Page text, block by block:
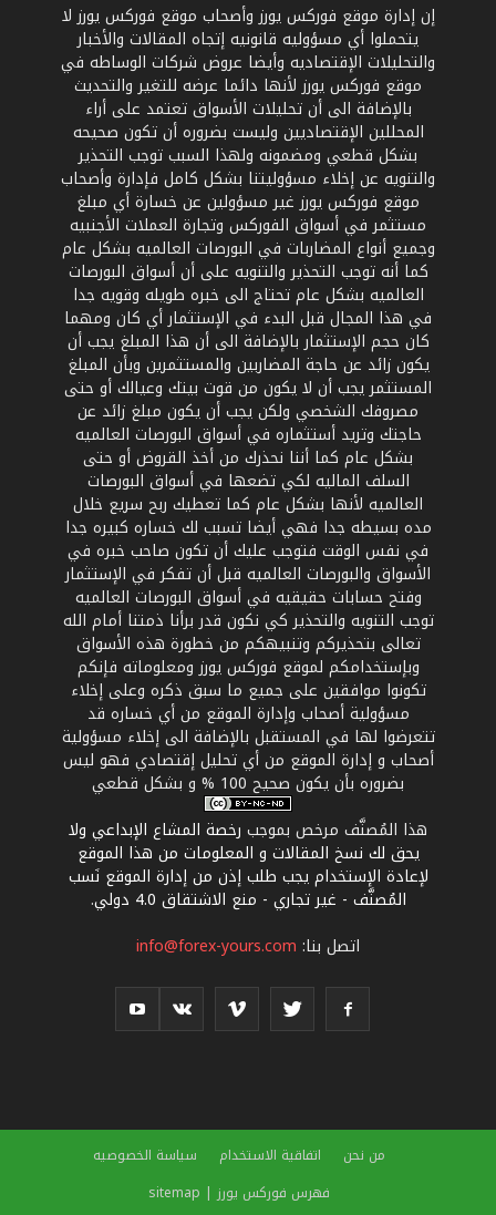
إن إدارة موقع فوركس يورز وأصحاب موقع فوركس يورز لا
يتحملوا أي مسؤوليه قانونيه إتجاه المقالات والأخبار
والتحليلات الإقتصاديه وأيضا عروض شركات الوساطه في
موقع فوركس يورز لأنها دائما عرضه للتغير والتحديث
بالإضافة الى أن تحليلات الأسواق تعتمد على أراء
المحللين الإقتصاديين وليست بضروره أن تكون صحيحه
بشكل قطعي ومضمونه ولهذا السبب توجب التحذير
والتنويه عن إخلاء مسؤوليتنا بشكل كامل فإدارة وأصحاب
موقع فوركس يورز غير مسؤولين عن خسارة أي مبلغ
مستثمر في أسواق الفوركس وتجارة العملات الأجنبيه
وجميع أنواع المضاربات في البورصات العالميه بشكل عام
كما أنه توجب التحذير والتنويه على أن أسواق البورصات
العالميه بشكل عام تحتاج الى خبره طويله وقويه جدا
في هذا المجال قبل البدء في الإستثمار أي كان ومهما
كان حجم الإستثمار بالإضافة الى أن هذا المبلغ يجب أن
يكون زائد عن حاجة المضاربين والمستثمرين وبأن المبلغ
المستثمر يجب أن لا يكون من قوت بيتك وعيالك أو حتى
مصروفك الشخصي ولكن يجب أن يكون مبلغ زائد عن
حاجتك وتريد أستثماره في أسواق البورصات العالميه
بشكل عام كما أننا نحذرك من أخذ القروض أو حتى
السلف الماليه لكي تضعها في أسواق البورصات
العالميه لأنها بشكل عام كما تعطيك ربح سريع خلال
مده بسيطه جدا فهي أيضا تسبب لك خساره كبيره جدا
في نفس الوقت فتوجب عليك أن تكون صاحب خبره في
الأسواق والبورصات العالميه قبل أن تفكر في الإستثمار
وفتح حسابات حقيقيه في أسواق البورصات العالميه
توجب التنويه والتحذير كي نكون قدر برأنا ذمتنا أمام الله
تعالى بتحذيركم وتنبيهكم من خطورة هذه الأسواق
وبإستخدامكم لموقع فوركس يورز ومعلوماته فإنكم
تكونوا موافقين على جميع ما سبق ذكره وعلى إخلاء
مسؤولية أصحاب وإدارة الموقع من أي خساره قد
تتعرضوا لها في المستقبل بالإضافة الى إخلاء مسؤولية
أصحاب و إدارة الموقع من أي تحليل إقتصادي فهو ليس
بضروره بأن يكون صحيح 100 % و بشكل قطعي
هذا المُصنَّف مرخص بموجب رخصة المشاع الإبداعي ولا
يحق لك نسخ المقالات و المعلومات من هذا الموقع
لإعادة الإستخدام يجب طلب إذن من إدارة الموقع نَسب
المُصنَّف - غير تجاري - منع الاشتقاق 4.0 دولي
.
اتصل بنا: info@forex-yours.com
من نحن اتفاقية الاستخدام
سياسة الخصوصيه
فهرس فوركس يورز | sitemap